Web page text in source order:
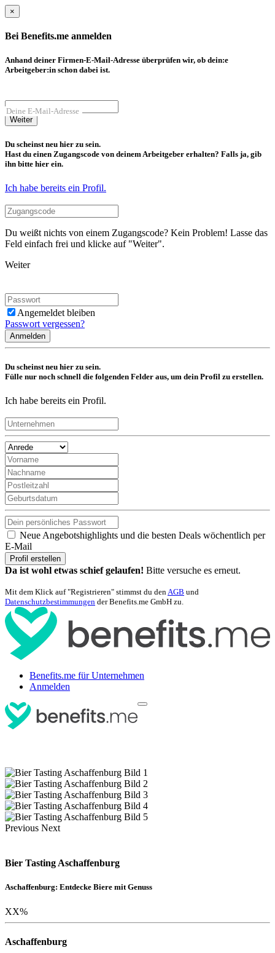
×
Bei Benefits.me anmelden
Anhand deiner Firmen-E-Mail-Adresse überprüfen wir, ob dein:e
Arbeitgeber:in schon dabei ist.
Deine E-Mail-Adresse
Weiter
Du scheinst neu hier zu sein.
Hast du einen Zugangscode von deinem Arbeitgeber erhalten? Falls ja, gib
ihn bitte hier ein.
Ich habe bereits ein Profil.
Du weißt nichts von einem Zugangscode? Kein Problem! Lasse das
Feld einfach frei und klicke auf "Weiter".
Weiter
Angemeldet bleiben
Passwort vergessen?
Anmelden
Du scheinst neu hier zu sein.
Fülle nur noch schnell die folgenden Felder aus, um dein Profil zu erstellen.
Ich habe bereits ein Profil.
Neue Angebotshighlights und die besten Deals wöchentlich per
E-Mail
Profil erstellen
Da ist wohl etwas schief gelaufen! Bitte versuche es erneut.
Mit dem Klick auf "Registrieren" stimmst du denAGB und
Datenschutzbestimmungen der Benefits.me GmbH zu.
Benefits.me für Unternehmen
Anmelden
Previous Next
Bier Tasting Aschaffenburg
Aschaffenburg: Entdecke Biere mit Genuss
XX%
Aschaffenburg